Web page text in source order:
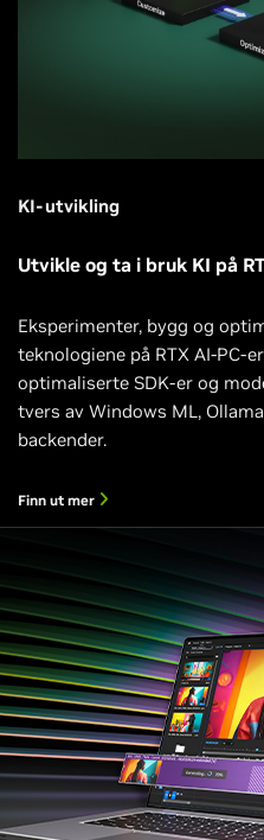
KI-utvikling
Utvikle og ta i bruk KI på
Eksperimenter, bygg og
teknologiene på RTX AI-PC-
optimaliserte SDK-er og
tvers av Windows ML,
backender.
Finn ut mer